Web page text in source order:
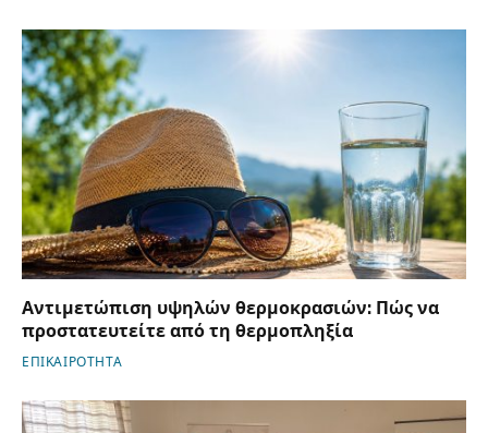
Αντιμετώπιση υψηλών θερμοκρασιών: Πώς να
προστατευτείτε από τη θερμοπληξία
ΕΠΙΚΑΙΡΟΤΗΤΑ